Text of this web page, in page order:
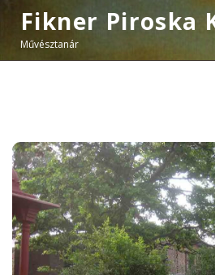
Fikner Piroska
Művésztanár